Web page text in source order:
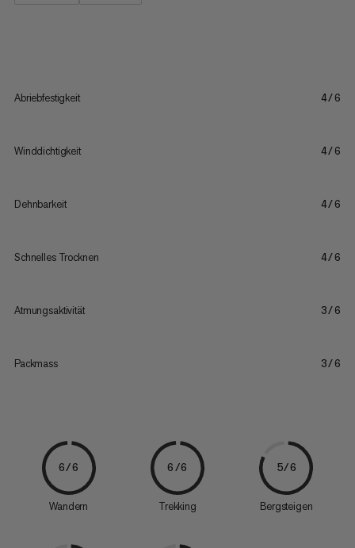
Abriebfestigkeit 4/6
Winddichtigkeit 4/6
Dehnbarkeit 4/6
Schnelles Trocknen 4/6
Atmungsaktivität 3/6
Packmass 3/6
6/6
Wandern
6/6
Trekking
5/6
Bergsteigen